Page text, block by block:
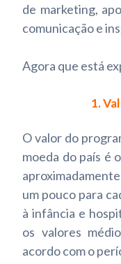
de marketing,
comunicação e
Agora que está
1.
O valor do
moeda do país é
um pouco para
à infância e
os valores
acordo com o